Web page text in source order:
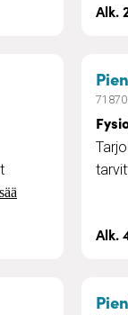
Alk.
Alk.